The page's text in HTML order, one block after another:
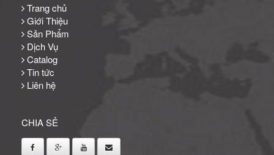
Trang chủ
Giới Thiệu
Sản Phẩm
Dịch Vụ
Catalog
Tin tức
Liên hệ
CHIA SẺ